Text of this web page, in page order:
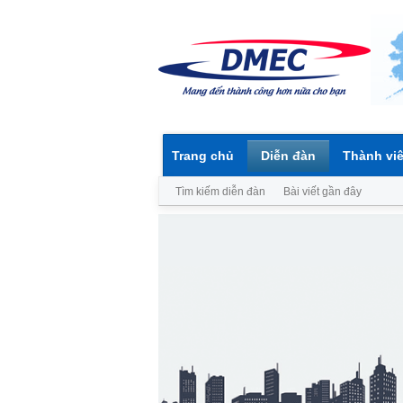
Trang chủ Diễn đàn
Tìm kiếm diễn đàn Bài viết gần đây
Thành